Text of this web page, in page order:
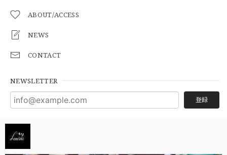
ABOUT/ACCESS
NEWS
CONTACT
NEWSLETTER
登録